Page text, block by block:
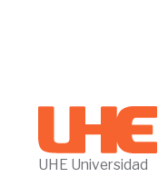
UHE Universidad